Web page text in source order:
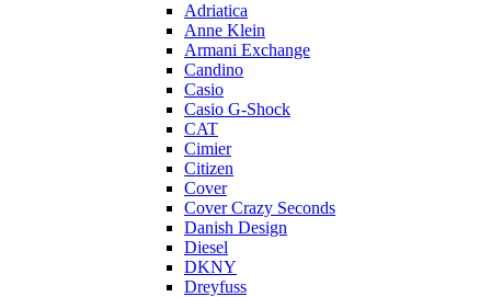
Adriatica
Anne Klein
Armani Exchange
Candino
Casio
Casio G-Shock
CAT
Cimier
Citizen
Cover
Cover Crazy Seconds
Danish Design
Diesel
DKNY
Dreyfuss